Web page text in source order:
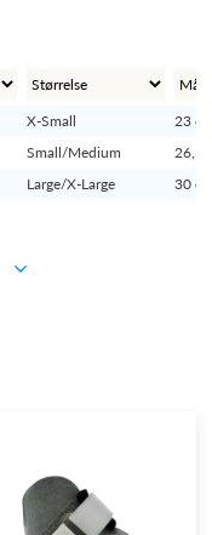
X-Small
23
Small/Medium
26,5
Large/X-Large 30